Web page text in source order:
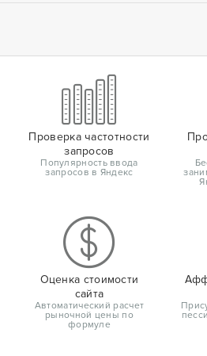
Проверка частотности
запросов
Популярность ввода
запросов в Яндекс
Оценка стоимости
сайта
Автоматический расчет
рыночной цены по
формуле